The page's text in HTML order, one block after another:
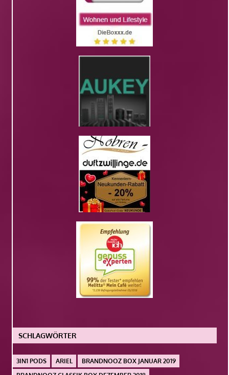
SCHLAGWÖRTER
3IN1 PODS ARIEL
BRANDNOOZ BOX JANUAR 2019